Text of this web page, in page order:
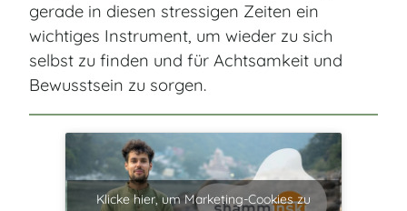
gerade in diesen stressigen Zeiten ein
wichtiges Instrument, um wieder zu sich
selbst zu finden und für Achtsamkeit und
Bewusstsein zu sorgen.
Klicke hier, um Marketing-Cookies zu